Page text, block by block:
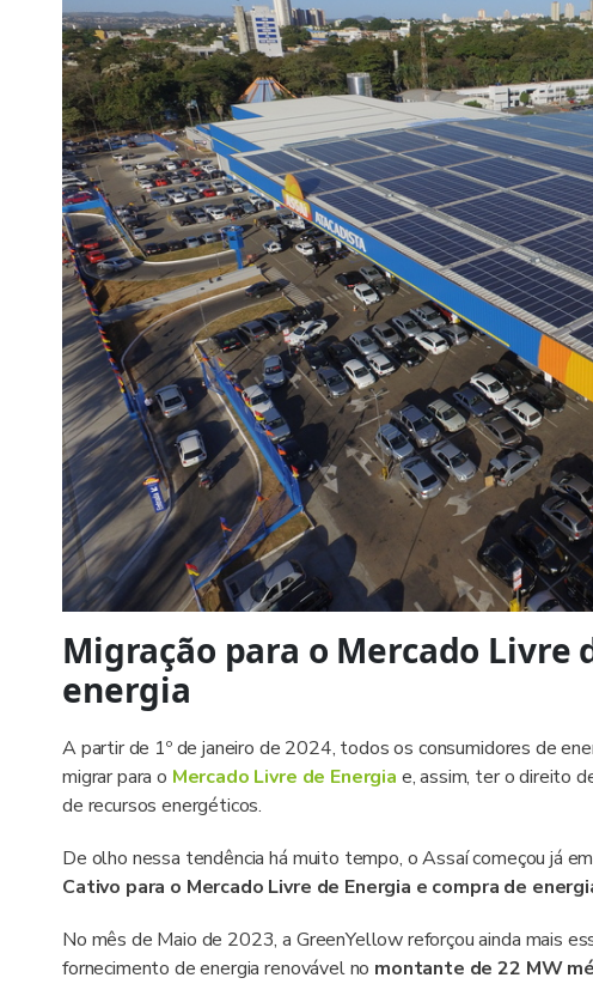
Migração para o Mercado Livre
energia
A partir de 1º de janeiro de 2024, todos os consumidores de
migrar para o Mercado Livre de Energia e, assim, ter o direito
de recursos energéticos.
De olho nessa tendência há muito tempo, o Assaí começou já
Cativo para o Mercado Livre de Energia e compra de
No mês de Maio de 2023, a GreenYellow reforçou ainda mais
fornecimento de energia renovável no montante de 22 MW